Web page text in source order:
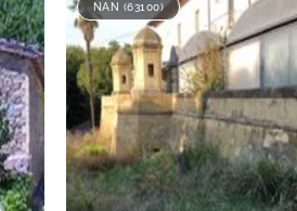
NAN (63100)